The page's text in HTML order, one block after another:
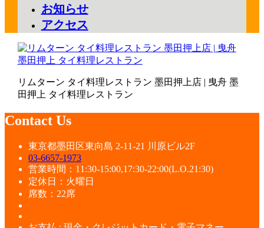
お知らせ
アクセス
リムターン タイ料理レストラン 墨田押上店 | 曳舟 墨
田押上 タイ料理レストラン
Contact Us
東京都墨田区東向島 2-11-21 川原ビル2F
03-6657-1973
営業時間：11:30-15:00,17:30-22:00(L.O.21:30)
定休日：火曜日
席数：22席